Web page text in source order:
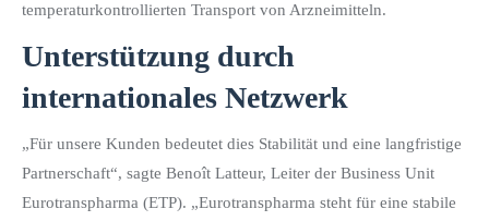
temperaturkontrollierten Transport von Arzneimitteln.
Unterstützung durch
internationales Netzwerk
„Für unsere Kunden bedeutet dies Stabilität und eine langfristige
Partnerschaft“, sagte Benoît Latteur, Leiter der Business Unit
Eurotranspharma (ETP). „Eurotranspharma steht für eine stabile